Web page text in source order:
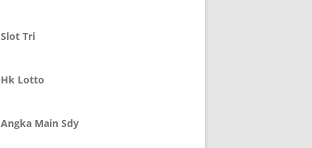
Slot Tri
Hk Lotto
Angka Main Sdy